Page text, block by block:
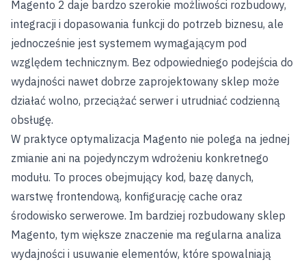
Magento 2 daje bardzo szerokie możliwości rozbudowy,
integracji i dopasowania funkcji do potrzeb biznesu, ale
jednocześnie jest systemem wymagającym pod
względem technicznym. Bez odpowiedniego podejścia do
wydajności nawet dobrze zaprojektowany sklep może
działać wolno, przeciążać serwer i utrudniać codzienną
obsługę.
W praktyce optymalizacja Magento nie polega na jednej
zmianie ani na pojedynczym wdrożeniu konkretnego
modułu. To proces obejmujący kod, bazę danych,
warstwę frontendową, konfigurację cache oraz
środowisko serwerowe. Im bardziej rozbudowany sklep
Magento, tym większe znaczenie ma regularna analiza
wydajności i usuwanie elementów, które spowalniają